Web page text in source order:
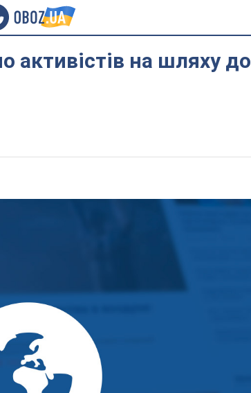
активістів на шляху до